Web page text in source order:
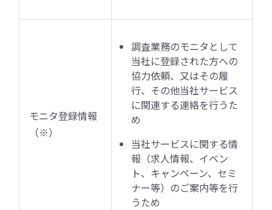
モニタ登録情報
（※）
調査業務のモニタとして
当社に登録された方への
協力依頼、又はその履
行、その他当社サービス
に関連する連絡を行うた
め
当社サービスに関する情
報（求人情報、イベン
ト、キャンペーン、セミ
ナー等）のご案内等を行
うため